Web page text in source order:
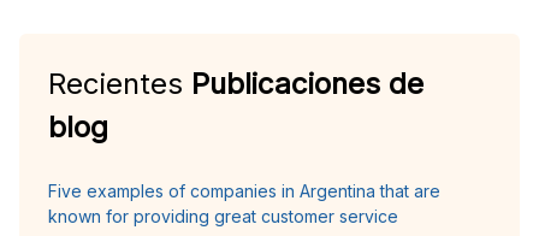
Recientes Publicaciones de
blog
Five examples of companies in Argentina that are
known for providing great customer service